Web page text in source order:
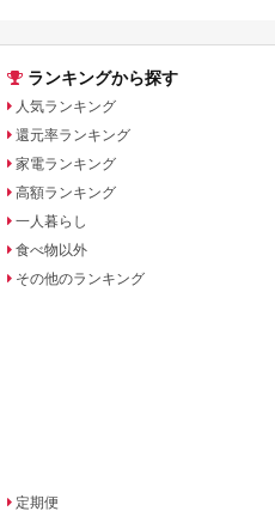
ランキングから探す
人気ランキング
還元率ランキング
家電ランキング
高額ランキング
一人暮らし
食べ物以外
その他のランキング
定期便